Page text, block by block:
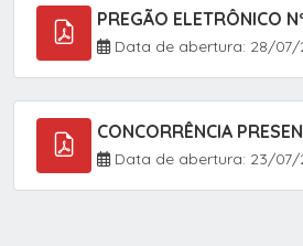
Data de abertura: 28/07/
Data de abertura: 23/07/